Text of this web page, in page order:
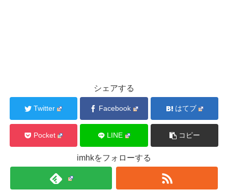
シェアする
Twitter Facebook はてブ
Pocket LINE コピー
imhkをフォローする